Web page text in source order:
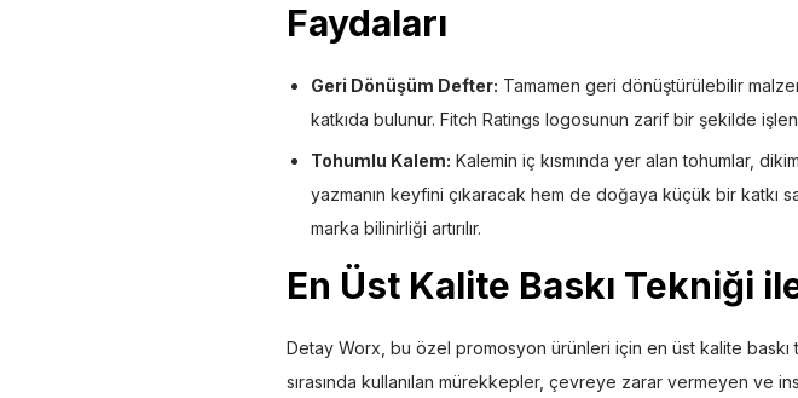
Faydaları
Geri Dönüşüm Defter: Tamamen geri dönüştürülebilir
katkıda bulunur. Fitch Ratings logosunun zarif bir şekilde
Tohumlu Kalem: Kalemin iç kısmında yer alan tohumlar,
yazmanın keyfini çıkaracak hem de doğaya küçük bir katkı
marka bilinirliği artırılır.
En Üst Kalite Baskı Tekniği
Detay Worx, bu özel promosyon ürünleri için en üst kalite baskı
sırasında kullanılan mürekkepler, çevreye zarar vermeyen ve